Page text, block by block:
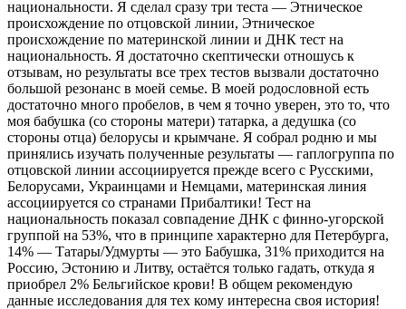
национальности. Я сделал сразу три теста — Этническое
происхождение по отцовской линии, Этническое
происхождение по материнской линии и ДНК тест на
национальность. Я достаточно скептически отношусь к
отзывам, но результаты все трех тестов вызвали достаточно
большой резонанс в моей семье. В моей родословной есть
достаточно много пробелов, в чем я точно уверен, это то, что
моя бабушка (со стороны матери) татарка, а дедушка (со
стороны отца) белорусы и крымчане. Я собрал родню и мы
принялись изучать полученные результаты — гаплогруппа по
отцовской линии ассоциируется прежде всего с Русскими,
Белорусами, Украинцами и Немцами, материнская линия
ассоциируется со странами Прибалтики! Тест на
национальность показал совпадение ДНК с финно-угорской
группой на 53%, что в принципе характерно для Петербурга,
14% — Татары/Удмурты — это Бабушка, 31% приходится на
Россию, Эстонию и Литву, остаётся только гадать, откуда я
приобрел 2% Бельгийское крови! В общем рекомендую
данные исследования для тех кому интересна своя история!